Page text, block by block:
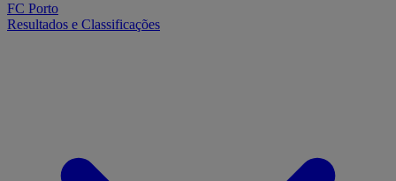
FC Porto
Resultados e Classificações